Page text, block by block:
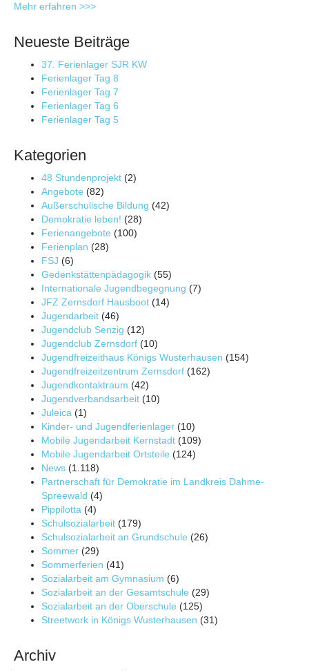
Mehr erfahren >>>
Neueste Beiträge
37. Ferienlager SJR KW
Ferienlager Tag 8
Ferienlager Tag 7
Ferienlager Tag 6
Ferienlager Tag 5
Kategorien
48 Stundenprojekt (2)
Angebote (82)
Außerschulische Bildung (42)
Demokratie leben! (28)
Ferienangebote (100)
Ferienplan (28)
FSJ (6)
Gedenkstättenpädagogik (55)
Internationale Jugendbegegnung (7)
JFZ Zernsdorf Hausboot (14)
Jugendarbeit (46)
Jugendclub Senzig (12)
Jugendclub Zernsdorf (10)
Jugendfreizeithaus Königs Wusterhausen (154)
Jugendfreizeitzentrum Zernsdorf (162)
Jugendkontaktraum (42)
Jugendverbandsarbeit (10)
Juleica (1)
Kinder- und Jugendferienlager (10)
Mobile Jugendarbeit Kernstadt (109)
Mobile Jugendarbeit Ortsteile (124)
News (1.118)
Partnerschaft für Demokratie im Landkreis Dahme-
Spreewald (4)
Pippilotta (4)
Schulsozialarbeit (179)
Schulsozialarbeit an Grundschule (26)
Sommer (29)
Sommerferien (41)
Sozialarbeit am Gymnasium (6)
Sozialarbeit an der Gesamtschule (29)
Sozialarbeit an der Oberschule (125)
Streetwork in Königs Wusterhausen (31)
Archiv